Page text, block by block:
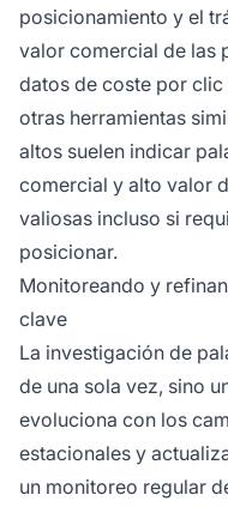
posicionamiento y el
valor comercial de las
datos de coste por clic
otras herramientas
altos suelen indicar
comercial y alto valor
valiosas incluso si
posicionar.
Monitoreando y
clave
La investigación de
de una sola vez, sino
evoluciona con los
estacionales y
un monitoreo regular